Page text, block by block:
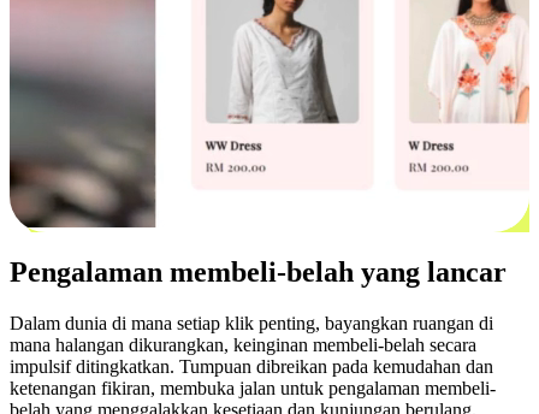
Pengalaman membeli-belah yang lancar
Dalam dunia di mana setiap klik penting, bayangkan ruangan di
mana halangan dikurangkan, keinginan membeli-belah secara
impulsif ditingkatkan. Tumpuan dibreikan pada kemudahan dan
ketenangan fikiran, membuka jalan untuk pengalaman membeli-
belah yang menggalakkan kesetiaan dan kunjungan berulang.